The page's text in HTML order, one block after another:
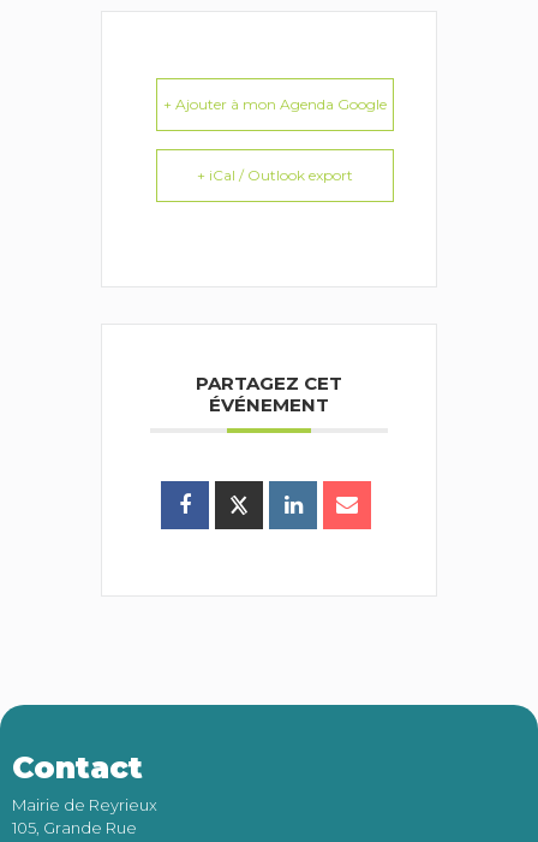
+ Ajouter à mon Agenda Google
+ iCal / Outlook export
PARTAGEZ CET
ÉVÉNEMENT
Contact
Mairie de Reyrieux
105, Grande Rue